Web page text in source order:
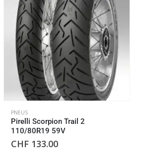
PNEUS
Pirelli Scorpion Trail 2
110/80R19 59V
CHF 133.00